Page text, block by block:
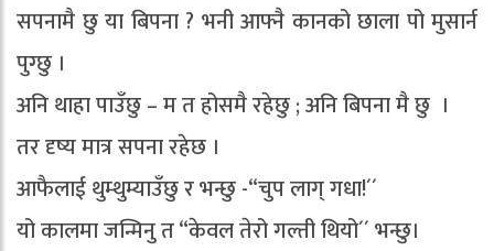
सपनामै छु या बिपना ? भनी आफ्नै कानको छाला पो मुसार्न
पुग्छु ।
अनि थाहा पाउँछु – म त होसमै रहेछु ; अनि बिपना मै छु ।
तर दृष्य मात्र सपना रहेछ ।
आफैलाई थुम्थुम्याउँछु र भन्छु -“चुप लाग् गधा!´´
यो कालमा जन्मिनु त “केवल तेरो गल्ती थियो´´ भन्छु।